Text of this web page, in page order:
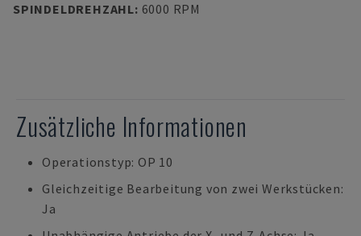
SPINDELDREHZAHL: 6000 RPM
Zusätzliche Informationen
Operationstyp: OP 10
Gleichzeitige Bearbeitung von zwei Werkstücken:
Ja